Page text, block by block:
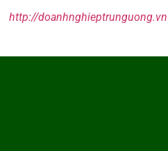
http://doanhnghieptrunguong.vn